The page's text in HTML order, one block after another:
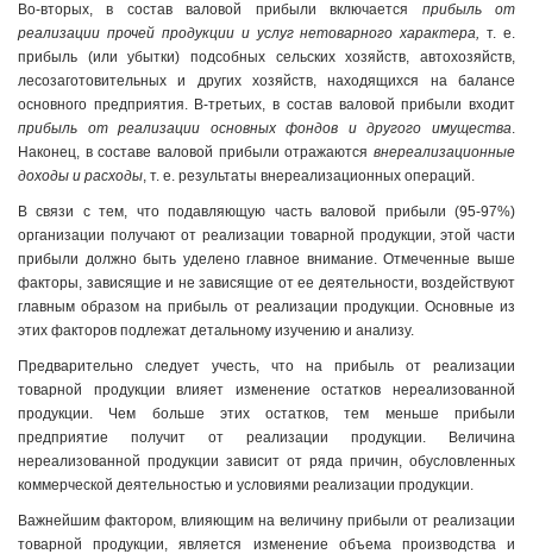
Во-вторых, в состав валовой прибыли включается прибыль от
реализации прочей продукции и услуг нетоварного характера,т. е.
прибыль (или убытки) подсобных сельских хозяйств, автохозяйств,
лесозаготовительных и других хозяйств, находящихся на балансе
основного предприятия. В-третьих, в состав валовой прибыли входит
прибыль от реализации основных фондов и другого имущества.
Наконец, в составе валовой прибыли отражаются внереализационные
доходы и расходы, т. е. результаты внереализационных операций.
В связи с тем, что подавляющую часть валовой прибыли (95-97%)
организации получают от реализации товарной продукции, этой части
прибыли должно быть уделено главное внимание. Отмеченные выше
факторы, зависящие и не зависящие от ее деятельности, воздействуют
главным образом на прибыль от реализации продукции. Основные из
этих факторов подлежат детальному изучению и анализу.
Предварительно следует учесть, что на прибыль от реализации
товарной продукции влияет изменение остатков нереализованной
продукции. Чем больше этих остатков, тем меньше прибыли
предприятие получит от реализации продукции. Величина
нереализованной продукции зависит от ряда причин, обусловленных
коммерческой деятельностью и условиями реализации продукции.
Важнейшим фактором, влияющим на величину прибыли от реализации
товарной продукции, является изменение объема производства и